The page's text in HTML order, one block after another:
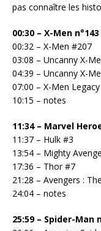
pas connaître les
00:30 – X-Men n°143
00:32 – X-Men #207
03:08 – Uncanny X-
04:39 – Uncanny X-
07:00 – X-Men
10:15 – notes
11:34 – Marvel
11:37 – Hulk #3
13:54 – Mighty
17:36 – Thor #7
21:28 – Avengers :
24:04 – notes
25:59 – Spider-Man